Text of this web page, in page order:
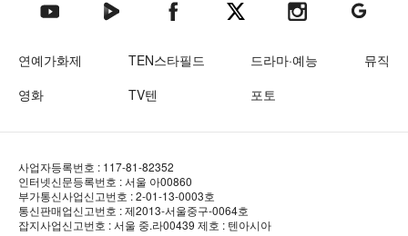
텐아시아 유튜브텐아시아 네이버TV텐아시아 페이스북텐아시아 엑스텐아시아 인스타그램
텐아시아
연예가화제 TEN스타필드 드라마·예능
뮤직
영화
TV텐 포토
사업자등록번호 : 117-81-82352
인터넷신문등록번호 : 서울 아00860
부가통신사업신고번호 : 2-01-13-0003호
통신판매업신고번호 : 제2013-서울중구-0064호
잡지사업신고번호 : 서울 중.라00439 제호 : 텐아시아